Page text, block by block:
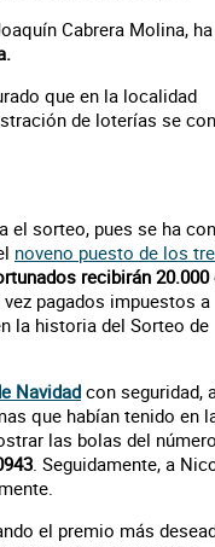
Cabrera Molina, ha
que en la localidad
de loterías se
el sorteo, pues se ha
noveno puesto de los
recibirán 20.000
pagados impuestos a
la historia del Sorteo de
Navidad con seguridad,
que habían tenido en
las bolas del
. Seguidamente, a
el premio más